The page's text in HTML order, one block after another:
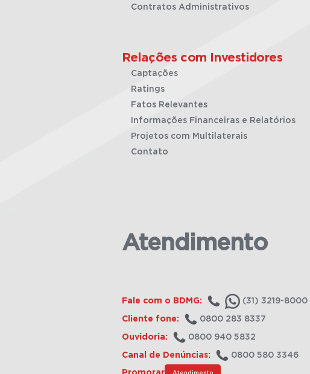
Contratos Administrativos
Relações com Investidores
Captações
Ratings
Fatos Relevantes
Informações Financeiras e Relatórios
Projetos com Multilaterais
Contato
Atendimento
Fale com o BDMG: (31) 3219-8000
Cliente fone: 0800 283 8337
Ouvidoria: 0800 940 5832
Canal de Denúncias: 0800 580 3346
Atendimento